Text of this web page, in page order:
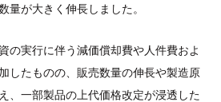
量が大きく伸長しました。
の実行に伴う減価償却費や人件費およ
したものの、販売数量の伸長や製造原
、一部製品の上代価格改定が浸透した